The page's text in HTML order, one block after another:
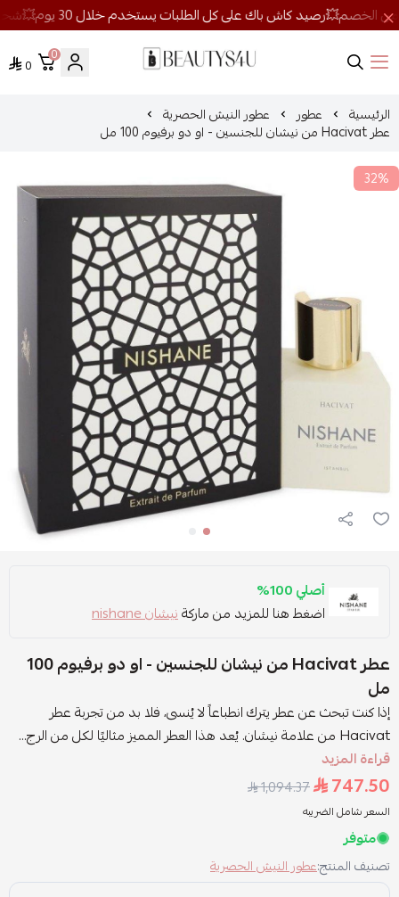
روائح الجمال
0
0
الرئيسية عطور عطور النيش الحصرية
عطر Hacivat من نيشان للجنسين - او دو برفيوم 100 مل
32%
أصلي 100%
اضغط هنا للمزيد من ماركةنيشان nishane
عطر Hacivat من نيشان للجنسين - او دو برفيوم 100
مل
إذا كنت تبحث عن عطر يترك انطباعاً لا يُنسى، فلا بد من تجربة عطر
Hacivat من علامة نيشان. يُعد هذا العطر المميز مثاليًا لكل من الرج...
قراءة المزيد
747.50
1,094.37
السعر شامل الضريبه
متوفر
تصنيف المنتج:عطور النيش الحصرية